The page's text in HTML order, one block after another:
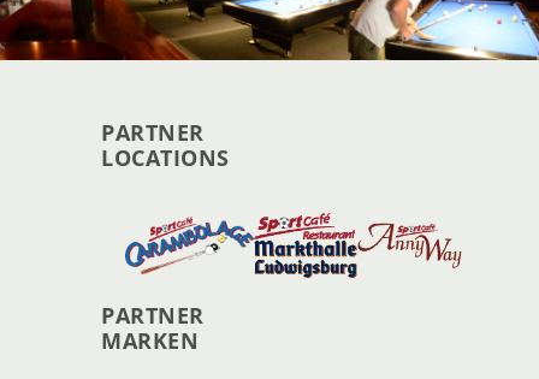
PARTNER
LOCATIONS
PARTNER
MARKEN